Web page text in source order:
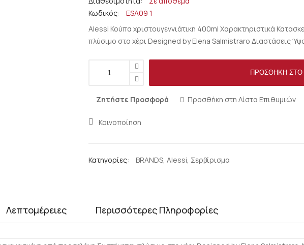
Κωδικός
ESA09 1
Alessi Κούπα χριστουγεννιάτικη 400ml Χαρακτηριστικά
πλύσιμο στο χέρι Designed by Elena Salmistraro Διαστάσεις
ΠΡΟΣΘΉΚΗ ΣΤΟ
Ζητήστε Προσφορά Προσθήκη στη Λίστα Επιθυμιών
Κοινοποίηση
Κατηγορίες: BRANDS,Alessi, Σερβίρισμα
Λεπτομέρειες Περισσότερες Πληροφορίες